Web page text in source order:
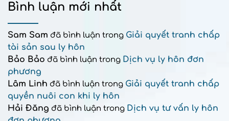
Bình luận mới nhất
Sam Sam đã bình luận trong Giải quyết tranh chấp
tài sản sau ly hôn
Bảo Bảo đã bình luận trong Dịch vụ ly hôn đơn
phương
Lâm Linh đã bình luận trong Giải quyết tranh chấp
quyền nuôi con khi ly hôn
Hải Đăng đã bình luận trong Dịch vụ tư vấn ly hôn